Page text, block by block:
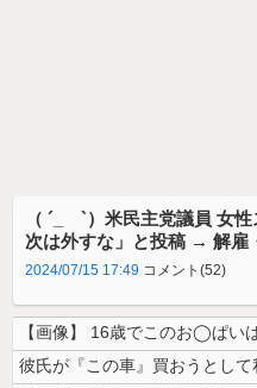
（ ´_ゝ`）米民主党議員 女
次は外すな」と投稿 → 解雇
2024/07/15 17:49 コメント(52)